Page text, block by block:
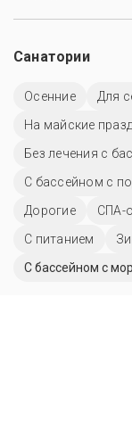
Санатории
Осенние Для
На майские
Без лечения с
С бассейном с
Дорогие
СПА-
С питанием
С бассейном с